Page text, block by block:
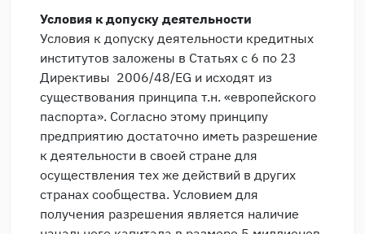
Условия к допуску деятельности
Условия к допуску деятельности кредитных
институтов заложены в Статьях с 6 по 23
Директивы 2006/48/EG и исходят из
существования принципа т.н. «европейского
паспорта». Согласно этому принципу
предприятию достаточно иметь разрешение
к деятельности в своей стране для
осуществления тех же действий в других
странах сообщества. Условием для
получения разрешения является наличие